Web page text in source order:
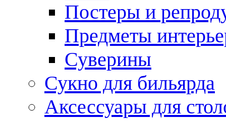
Постеры и
Предметы
Суверины
Сукно для бильярда
Аксессуары для